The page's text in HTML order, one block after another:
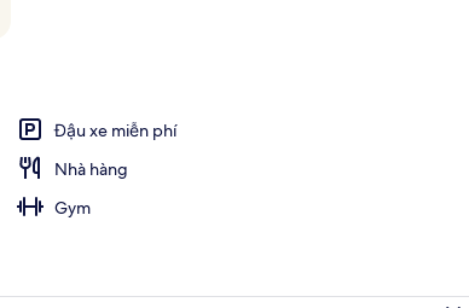
Đậu xe miễn phí
Nhà hàng
Gym